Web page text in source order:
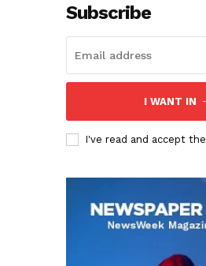
Subscribe
I WANT IN
I've read and accept the